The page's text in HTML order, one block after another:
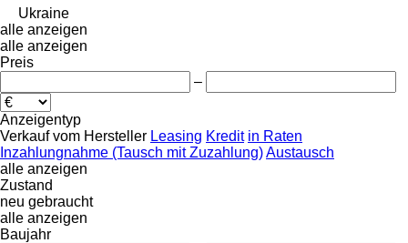
Ukraine
alle anzeigen
alle anzeigen
Preis
–
Anzeigentyp
Verkauf vom Hersteller Leasing Kredit in Raten
Inzahlungnahme (Tausch mit Zuzahlung)Austausch
alle anzeigen
Zustand
neu gebraucht
alle anzeigen
Baujahr